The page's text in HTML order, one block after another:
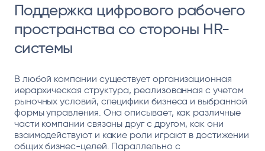
Поддержка цифрового рабочего
пространства со стороны HR-
системы
В любой компании существует организационная
иерархическая структура, реализованная с учетом
рыночных условий, специфики бизнеса и выбранной
формы управления. Она описывает, как различные
части компании связаны друг с другом, как они
взаимодействуют и какие роли играют в достижении
общих бизнес-целей. Параллельно с